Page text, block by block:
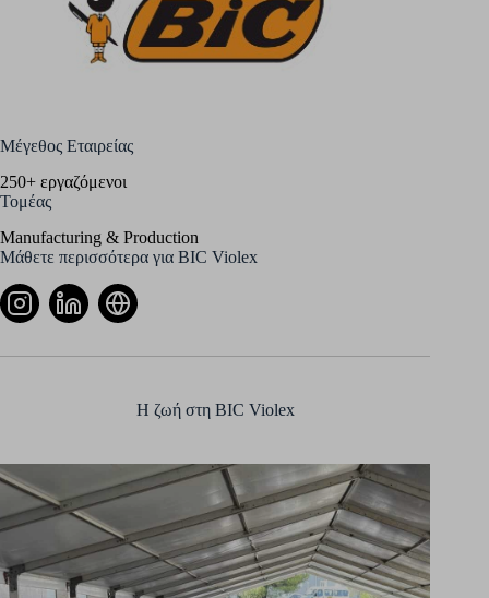
Μέγεθος Εταιρείας
250+ εργαζόμενοι
Τομέας
Manufacturing & Production
Μάθετε περισσότερα για BIC Violex
Η ζωή στη BIC Violex